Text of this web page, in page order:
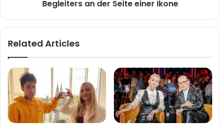
Begleiters an der Seite einer Ikone
Related Articles